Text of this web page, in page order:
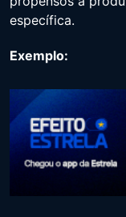
específica.
Exemplo: